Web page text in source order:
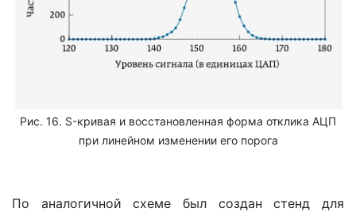
Рис. 16. S-кривая и восстановленная форма отклика АЦП
при линейном изменении его порога
По аналогичной схеме был создан стенд для